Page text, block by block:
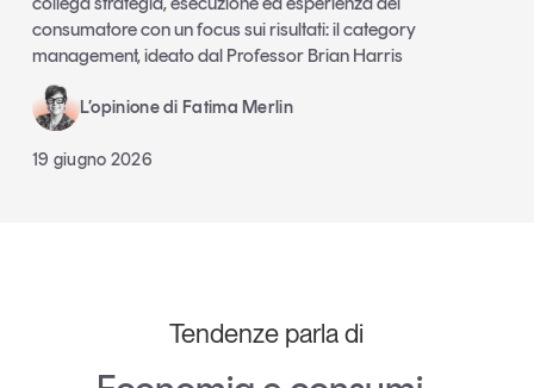
consumatore con un focus sui risultati: il category
management, ideato dal Professor Brian Harris
L’opinione di Fatima Merlin
19 giugno 2026
Tendenze parla di